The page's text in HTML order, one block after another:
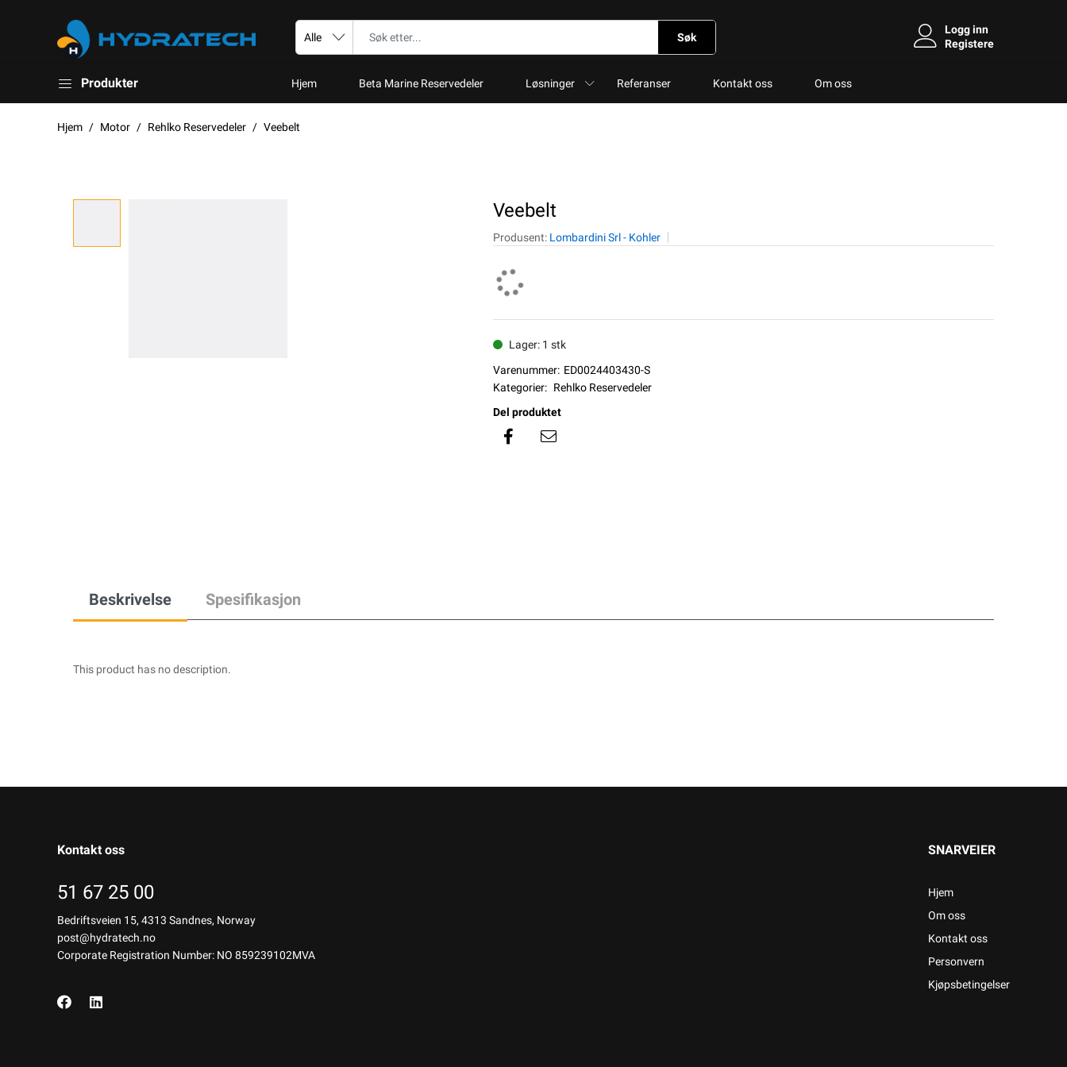
Søk
Logg inn
Registere
Produkter Hjem Beta Marine Reservedeler Løsninger Referanser Kontakt oss Om oss
Hjem Motor Rehlko Reservedeler Veebelt
Veebelt
Produsent: Lombardini Srl - Kohler
Lager: 1 stk
Varenummer: ED0024403430-S
Kategorier: Rehlko Reservedeler
Del produktet
Beskrivelse Spesifikasjon
This product has no description.
Kontakt oss
51 67 25 00
Bedriftsveien 15, 4313 Sandnes, Norway
post@hydratech.no
Corporate Registration Number: NO 859239102MVA
SNARVEIER
Hjem
Om oss
Kontakt oss
Personvern
Kjøpsbetingelser